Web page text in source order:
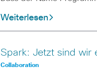
Weiterlesen
Spark: Jetzt sind wir
Collaboration